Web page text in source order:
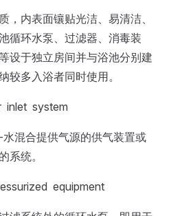
，内表面镶贴光洁、易清洁、
循环水泵、过滤器、消毒装
设于独立房间并与浴池分别建
较多入浴者同时使用。
system
混合提供气源的供气装置或
系统。
equipment